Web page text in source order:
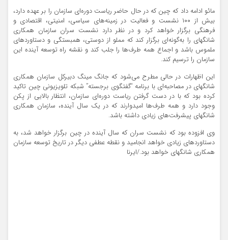
مائو ادامه داد که چین که در حال حاضر ریاست دوره‌ای سازمان را بر عهده دارد،
بیش از ۱۰۰ نشست و فعالیت در زمینه‌های سیاسی، امنیتی، اقتصادی و
فرهنگی برگزار خواهد کرد و در نظر دارد نشست سران سازمان همکاری
شانگهای را به‌گونه‌ای برگزار کند که مملو از دوستی، همبستگی و دستاوردهای
ملموس باشد و اجماع همه طرف‌ها را جلب کند و نقشه راه توسعه آینده این
سازمان را ترسیم کند.
این اظهارات در حالی مطرح می‌شود که جانگ مینگ دبیرکل سازمان همکاری
شانگهای در مصاحبه‌ای با برنامه “گفتگوی برجسته” شبکه تلویزیونی چین تاکید
کرده بود که با در دست گرفتن ریاست دوره‌ای سازمان، انتظار بالایی از پکن
وجود دارد و همه طرف‌ها امیدوارند که در یک سال آینده، سازمان همکاری
شانگهای پیشرفت‌های زیادی داشته باشد.
وی افزوده بود که نشست سران که سال آینده در چین برگزار خواهد شد، به
دستاوردهای زیادی خواهد انجامید و نقطه عطفی دیگر در تاریخ توسعه سازمان
همکاری شانگهای خواهد بود./ایرنا